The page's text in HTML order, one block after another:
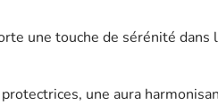
une touche de sérénité dans
une aura